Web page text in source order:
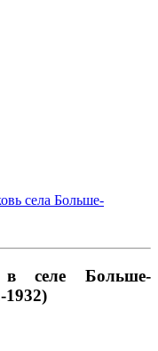
села Больше-
селе Больше-
1932)